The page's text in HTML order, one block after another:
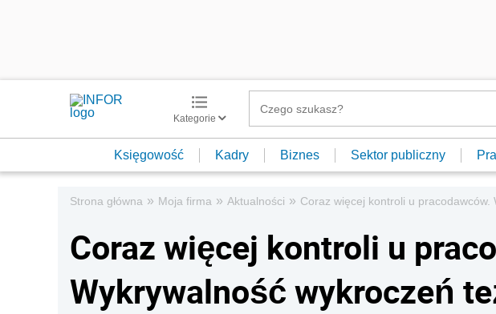
Kategorie
Księgowość Kadry Biznes Sektor publiczny
Strona główna » Moja firma » Aktualności » Coraz więcej kontroli u pracodawców.
Coraz więcej kontroli u
Wykrywalność wykroczeń